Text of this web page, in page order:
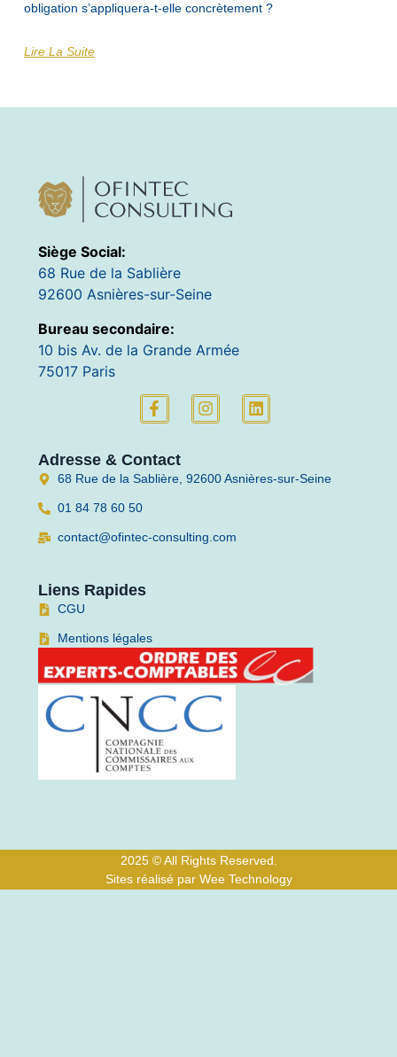
obligation s’appliquera-t-elle concrètement ?
Lire La Suite
Siège Social:
68 Rue de la Sablière
92600 Asnières-sur-Seine
Bureau secondaire:
10 bis Av. de la Grande Armée
75017 Paris
Adresse & Contact
68 Rue de la Sablière, 92600 Asnières-sur-Seine
01 84 78 60 50
contact@ofintec-consulting.com
Liens Rapides
CGU
Mentions légales
2025 © All Rights Reserved.
Sites réalisé par Wee Technology